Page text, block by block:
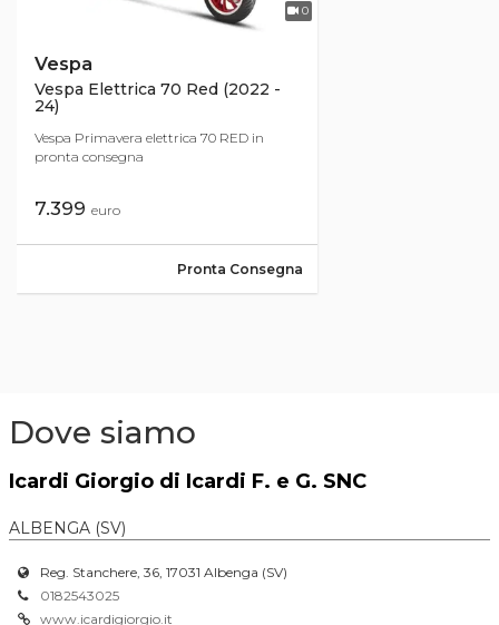
0
Vespa
Vespa Elettrica 70 Red (2022 -
24)
Vespa Primavera elettrica 70 RED in
pronta consegna
7.399 euro
Pronta Consegna
Dove siamo
Icardi Giorgio di Icardi F. e G. SNC
ALBENGA (SV)
Reg. Stanchere, 36, 17031 Albenga (SV)
0182543025
www.icardigiorgio.it